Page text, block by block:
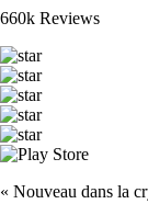
660k Reviews
« Nouveau dans la